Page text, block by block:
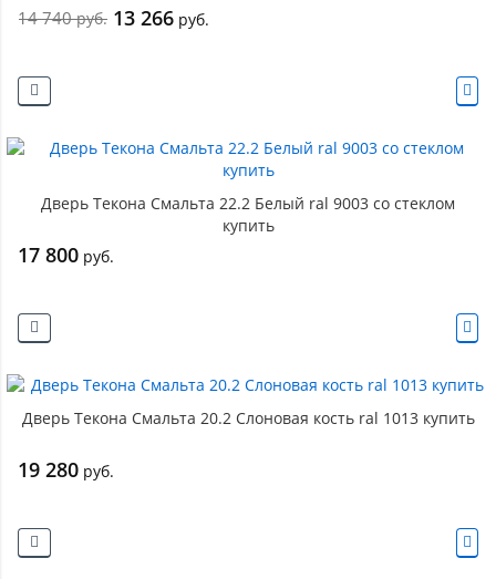
14 740руб. 13 266 руб.
Дверь Текона Смальта 22.2 Белый ral 9003 со стеклом
купить
17 800 руб.
Дверь Текона Смальта 20.2 Слоновая кость ral 1013 купить
19 280 руб.